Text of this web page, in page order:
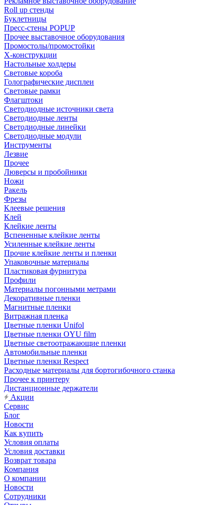
Roll up стенды
Буклетницы
Пресс-стены POPUP
Прочее выставочное оборудования
Промостолы/промостойки
Х-конструкции
Настольные холдеры
Световые короба
Голографические дисплеи
Световые рамки
Флагштоки
Светодиодные источники света
Светодиодные ленты
Светодиодные линейки
Светодиодные модули
Инструменты
Лезвие
Прочее
Люверсы и пробойники
Ножи
Ракель
Фрезы
Клеевые решения
Клей
Клейкие ленты
Вспененные клейкие ленты
Усиленные клейкие ленты
Прочие клейкие ленты и пленки
Упаковочные материалы
Пластиковая фурнитура
Профили
Материалы погонными метрами
Декоративные пленки
Магнитные пленки
Витражная пленка
Цветные пленки Unifol
Цветные пленки OYU film
Цветные светоотражающие пленки
Автомобильные пленки
Цветные пленки Respect
Расходные материалы для бортогибочного станка
Прочее к принтеру
Дистанционные держатели
Акции
Сервис
Блог
Новости
Как купить
Условия оплаты
Условия доставки
Возврат товара
Компания
О компании
Новости
Сотрудники